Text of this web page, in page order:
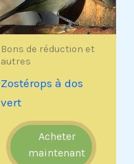
Bons de réduction et
autres
Zostérops à dos
vert
Acheter
maintenant